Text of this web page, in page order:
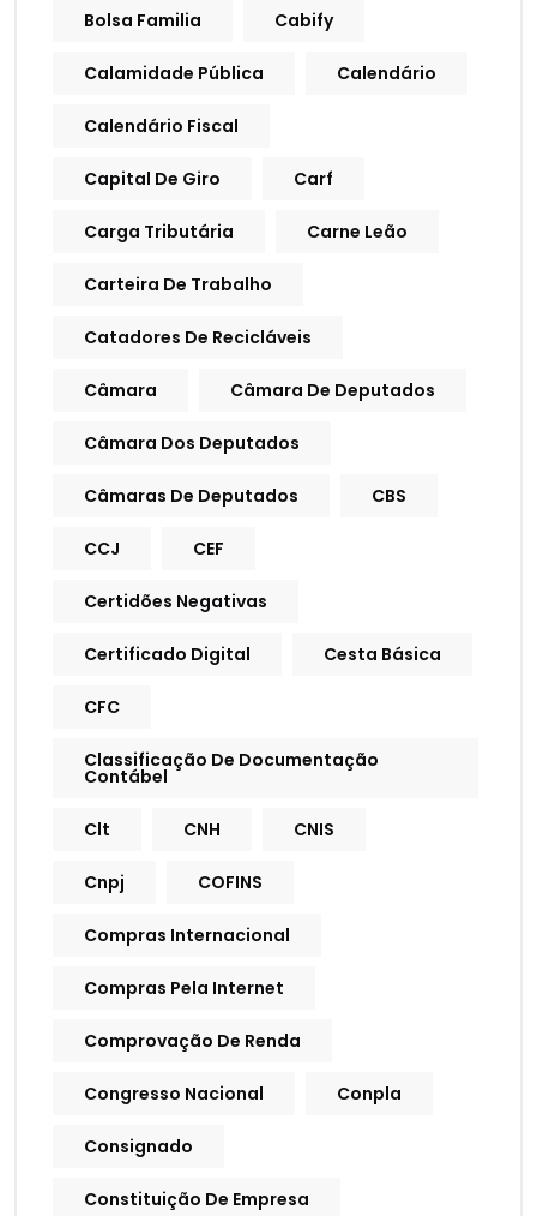
Bolsa Familia Cabify
Calamidade Pública Calendário
Calendário Fiscal
Capital De Giro Carf
Carga Tributária Carne Leão
Carteira De Trabalho
Catadores De Recicláveis
Câmara Câmara De Deputados
Câmara Dos Deputados
Câmaras De Deputados CBS
CCJ CEF
Certidões Negativas
Certificado Digital Cesta Básica
CFC
Classificação De Documentação
Contábel
Clt CNH CNIS
Cnpj COFINS
Compras Internacional
Compras Pela Internet
Comprovação De Renda
Congresso Nacional Conpla
Consignado
Constituição De Empresa